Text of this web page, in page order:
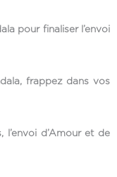
pour finaliser l’envoi
frappez dans vos
d’Amour et de